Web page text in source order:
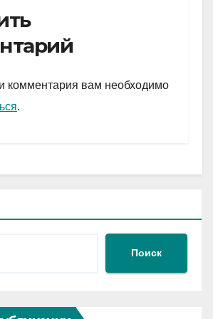
er
s
A
p
и
комментария вам необходимо
.
Поиск